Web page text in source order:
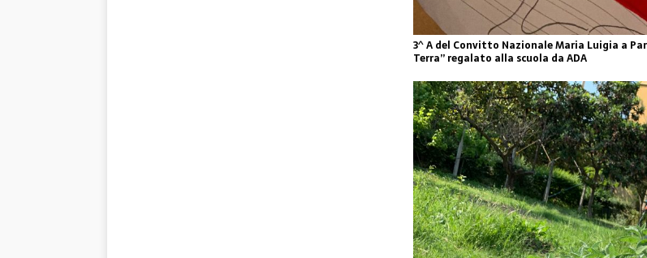
3^ A del Convitto Nazionale Maria Luigia a
Terra” regalato alla scuola da ADA